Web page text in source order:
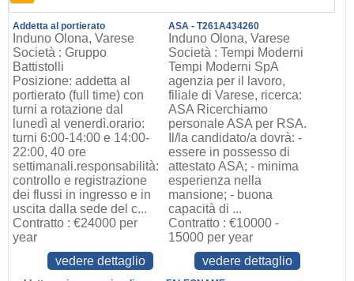
Addetta al portierato
Induno Olona, Varese
Società : Gruppo
Battistolli
Posizione: addetta al
portierato (full time) con
turni a rotazione dal
lunedì al venerdì.orario:
turni 6:00-14:00 e 14:00-
22:00, 40 ore
settimanali.responsabilità:
controllo e registrazione
dei flussi in ingresso e in
uscita dalla sede del c...
Contratto : €24000 per
year
vedere dettaglio
ASA - T261A434260
Induno Olona, Varese
Società : Tempi Moderni
Tempi Moderni SpA
agenzia per il lavoro,
filiale di Varese, ricerca:
ASA Ricerchiamo
personale ASA per RSA.
Il/la candidato/a dovrà: -
essere in possesso di
attestato ASA; - minima
esperienza nella
mansione; - buona
capacità di ...
Contratto : €10000 -
15000 per year
vedere dettaglio